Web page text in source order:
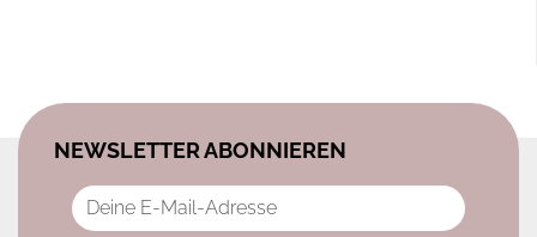
NEWSLETTER ABONNIEREN